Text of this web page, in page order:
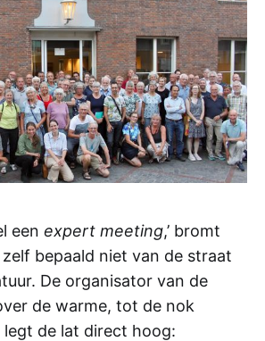
een expert meeting,’ bromt
zelf bepaald niet van de straat
De organisator van de
de warme, tot de nok
legt de lat direct hoog: